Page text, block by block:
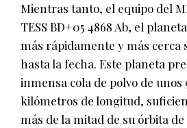
Mientras tanto, el equipo del
TESS BD+05 4868 Ab, el
más rápidamente y más cerca
hasta la fecha. Este planeta
inmensa cola de polvo de unos
kilómetros de longitud,
más de la mitad de su órbita de